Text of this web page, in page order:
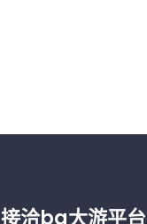
接洽bg大游平台